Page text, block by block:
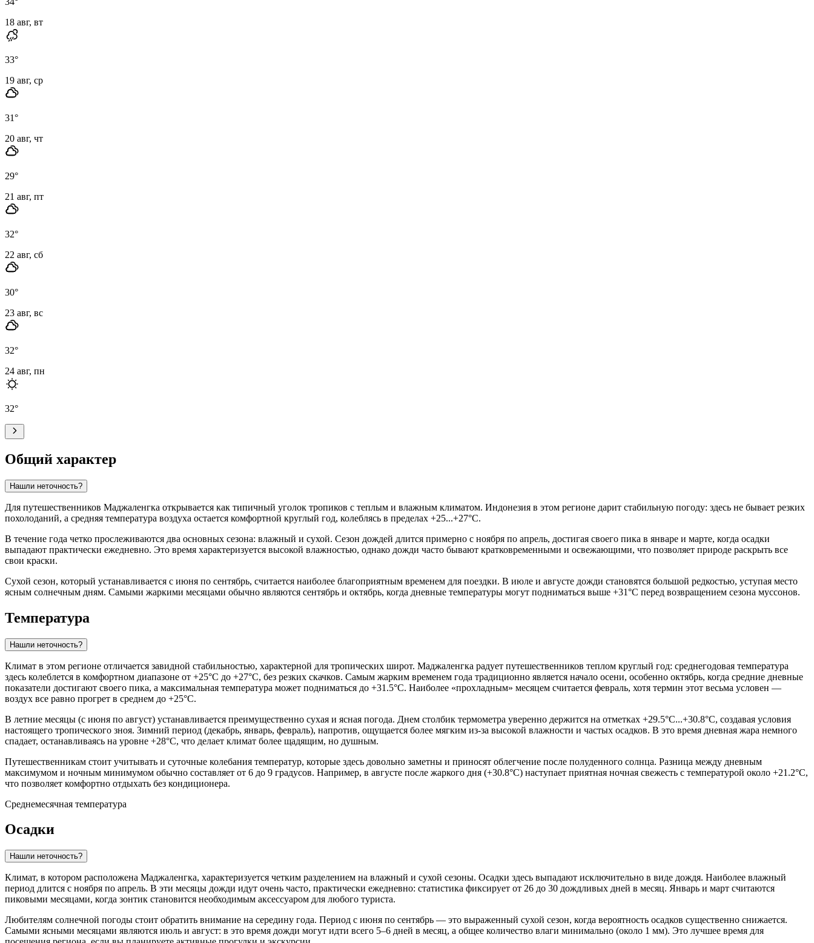
18 авг, вт
33°
19 авг, ср
31°
20 авг, чт
29°
21 авг, пт
32°
22 авг, сб
30°
23 авг, вс
32°
24 авг, пн
32°
Общий характер
Нашли неточность?
Для путешественников Маджаленгка открывается как типичный уголок тропиков с теплым и влажным климатом. Индонезия в этом регионе дарит стабильную погоду: здесь не бывает резких
похолоданий, а средняя температура воздуха остается комфортной круглый год, колеблясь в пределах +25...+27°C.
В течение года четко прослеживаются два основных сезона: влажный и сухой. Сезон дождей длится примерно с ноября по апрель, достигая своего пика в январе и марте, когда осадки
выпадают практически ежедневно. Это время характеризуется высокой влажностью, однако дожди часто бывают кратковременными и освежающими, что позволяет природе раскрыть все
свои краски.
Сухой сезон, который устанавливается с июня по сентябрь, считается наиболее благоприятным временем для поездки. В июле и августе дожди становятся большой редкостью, уступая место
ясным солнечным дням. Самыми жаркими месяцами обычно являются сентябрь и октябрь, когда дневные температуры могут подниматься выше +31°C перед возвращением сезона муссонов.
Температура
Нашли неточность?
Климат в этом регионе отличается завидной стабильностью, характерной для тропических широт. Маджаленгка радует путешественников теплом круглый год: среднегодовая температура
здесь колеблется в комфортном диапазоне от +25°C до +27°C, без резких скачков. Самым жарким временем года традиционно является начало осени, особенно октябрь, когда средние дневные
показатели достигают своего пика, а максимальная температура может подниматься до +31.5°C. Наиболее «прохладным» месяцем считается февраль, хотя термин этот весьма условен —
воздух все равно прогрет в среднем до +25°C.
В летние месяцы (с июня по август) устанавливается преимущественно сухая и ясная погода. Днем столбик термометра уверенно держится на отметках +29.5°C...+30.8°C, создавая условия
настоящего тропического зноя. Зимний период (декабрь, январь, февраль), напротив, ощущается более мягким из-за высокой влажности и частых осадков. В это время дневная жара немного
спадает, останавливаясь на уровне +28°C, что делает климат более щадящим, но душным.
Путешественникам стоит учитывать и суточные колебания температур, которые здесь довольно заметны и приносят облегчение после полуденного солнца. Разница между дневным
максимумом и ночным минимумом обычно составляет от 6 до 9 градусов. Например, в августе после жаркого дня (+30.8°C) наступает приятная ночная свежесть с температурой около +21.2°C,
что позволяет комфортно отдыхать без кондиционера.
Среднемесячная температура
Осадки
Нашли неточность?
Климат, в котором расположена Маджаленгка, характеризуется четким разделением на влажный и сухой сезоны. Осадки здесь выпадают исключительно в виде дождя. Наиболее влажный
период длится с ноября по апрель. В эти месяцы дожди идут очень часто, практически ежедневно: статистика фиксирует от 26 до 30 дождливых дней в месяц. Январь и март считаются
пиковыми месяцами, когда зонтик становится необходимым аксессуаром для любого туриста.
Любителям солнечной погоды стоит обратить внимание на середину года. Период с июня по сентябрь — это выраженный сухой сезон, когда вероятность осадков существенно снижается.
Самыми ясными месяцами являются июль и август: в это время дожди могут идти всего 5–6 дней в месяц, а общее количество влаги минимально (около 1 мм). Это лучшее время для